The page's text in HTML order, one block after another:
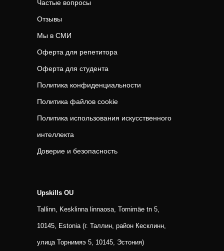
Частые вопросы
Отзывы
Мы в СМИ
Оферта для репетитора
Оферта для студента
Политика конфиденциальности
Политика файлов cookie
Политика использования искусственного
интеллекта
Доверие и безопасность
Upskills OU
Tallinn, Kesklinna linnaosa, Tornimäe tn 5,
10145, Estonia (г. Таллин, район Кесклинн,
улица Торнимяэ 5, 10145, Эстония)